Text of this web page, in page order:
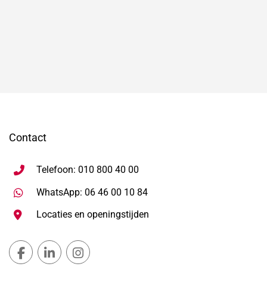
Contact
Telefoon: 010 800 40 00
WhatsApp: 06 46 00 10 84Stuur WhatsApp bericht,
Locaties en openingstijden
Gemeente Lansingerland Facebook, opent in nieuw
Gemeente Lansingerland LinkedIn, opent in